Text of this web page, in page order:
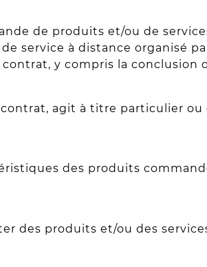
de produits et/ou de
service à distance organisé
y compris la conclusion
agit à titre particulier
des produits
des produits et/ou des